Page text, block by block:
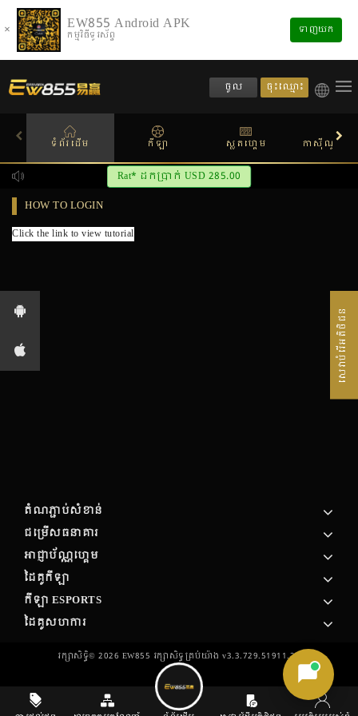
× EW855 Android APK
កម្មវិធីទូរស័ព្ទ ទាញយក
ចូល ចុះឈ្មោះ
ទំព័រដើម កីឡា ស្លតហ្គេម កាស៊ីណូផ្សា
Rat* ដកប្រាក់ USD 285.00
HOW TO LOGIN
Click the link to view tutorial
តំណភ្ជាប់សំខាន់
ជម្រើសធនាគារ
អាជ្ញាប័ណ្ណហ្គេម
ដៃគូកីឡា
កីឡា ESPORTS
ដៃគូសហការ
រក្សាសិទ្ធិ©2026 EW855 រក្សា​សិទ្ធ​គ្រប់យ៉ាង v3.3.729.51911.27
សេវាបំរើអតិថិជន